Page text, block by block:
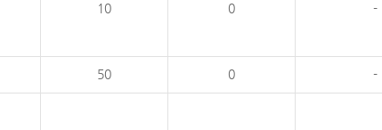
10 0 -
50 0 -